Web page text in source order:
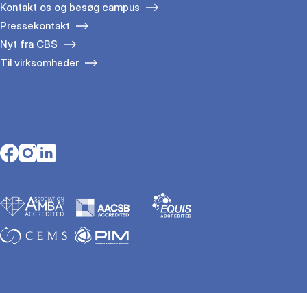
Kontakt os og besøg campus
Pressekontakt
Nyt fra CBS
Til virksomheder
Opens in a new tab
Opens in a new tab
Opens in a new tab